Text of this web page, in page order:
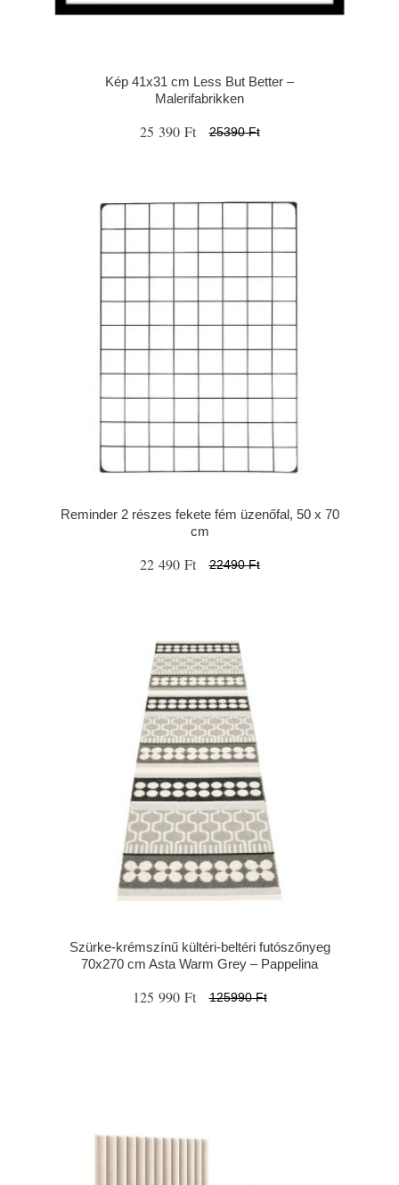
Kép 41x31 cm Less But Better –
Malerifabrikken
25 390 Ft 25390 Ft
Reminder 2 részes fekete fém üzenőfal, 50 x 70
cm
22 490 Ft 22490 Ft
Szürke-krémszínű kültéri-beltéri futószőnyeg
70x270 cm Asta Warm Grey – Pappelina
125 990 Ft 125990 Ft